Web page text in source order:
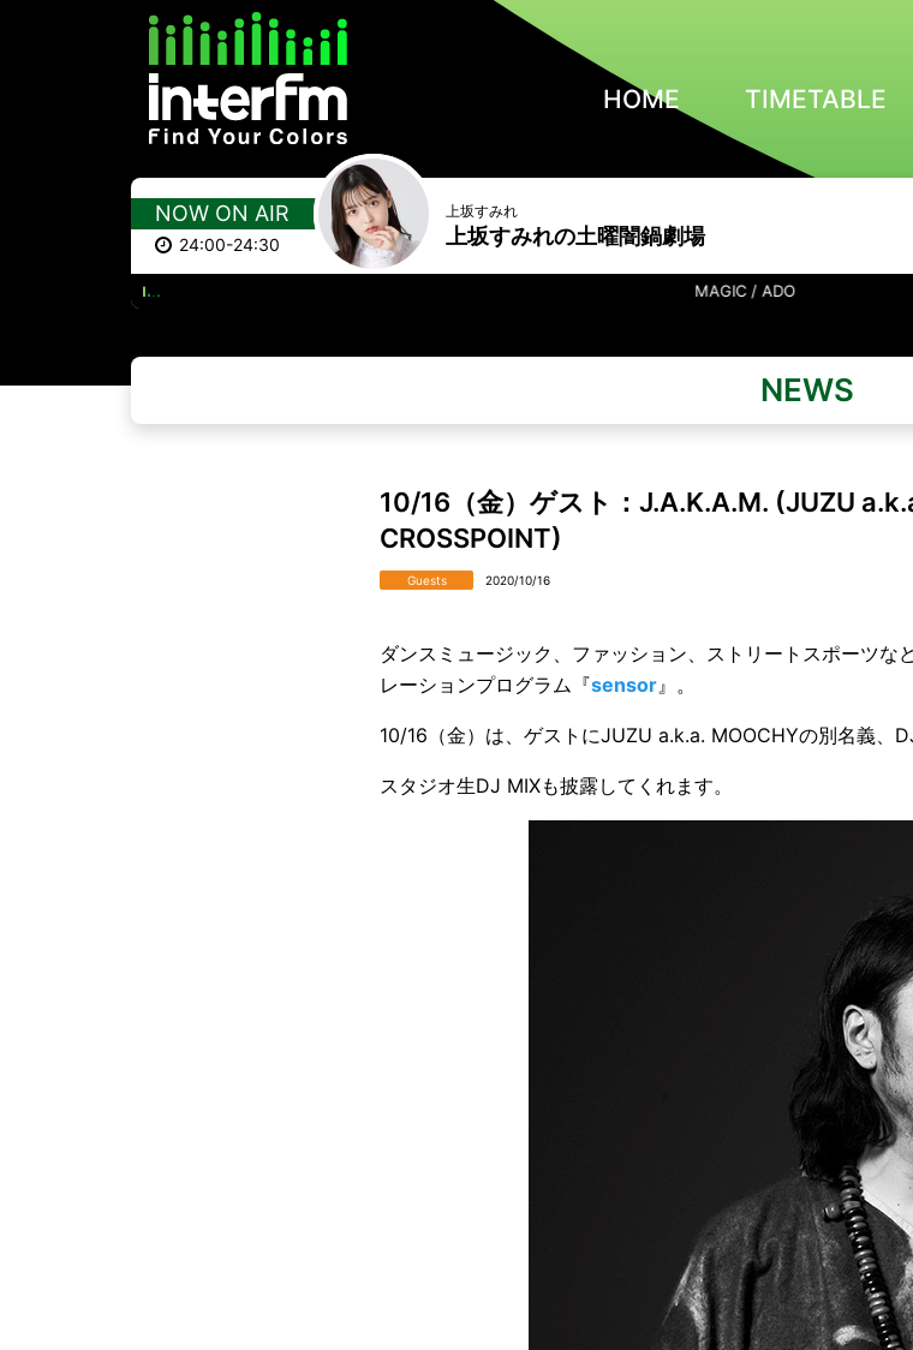
HOME TIMETABLE
NOW ON AIR
24:00-24:30
上坂すみれ
上坂すみれの土曜闇鍋劇場
MAGIC / ADO
NEWS
10/16（金）ゲスト：J.A.K.A.M. (JUZU
CROSSPOINT)
Guests 2020/10/16
ダンスミュージック、ファッション、ストリートスポーツな
レーションプログラム『sensor 』。
10/16（金）は、ゲストにJUZU a.k.a. MOOCHYの別名義、
スタジオ生DJ MIXも披露してくれます。